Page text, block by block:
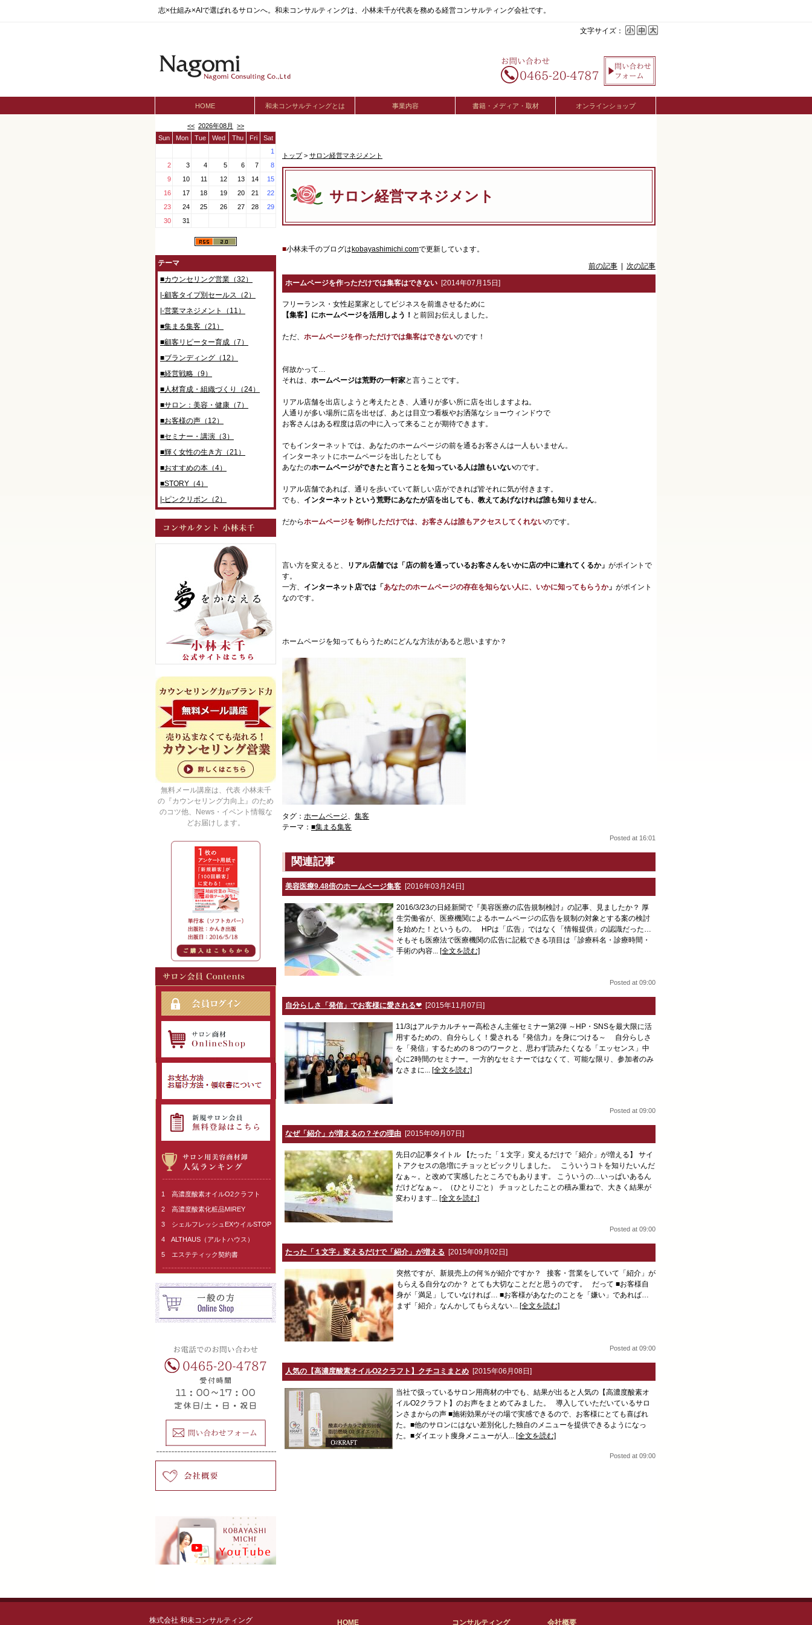
志×仕組み×AIで選ばれるサロンへ。和未コンサルティングは、小林未千が代表を務める経営コンサルティング会社です。
文字サイズ：
HOME 和未コンサルティングとは 事業内容 書籍・メディア・取材 オンラインショップ
<< 2026年08月
>>
Sun
Mon Tue Wed Thu Fri
Sat
1
2
3 4 5 6 7
8
9
10 11 12 13 14
15
16
17 18 19 20 21
22
23
24 25 26 27 28
29
30
31
テーマ
■カウンセリング営業（32）
|-顧客タイプ別セールス（2）
|-営業マネジメント（11）
■集まる集客（21）
■顧客リピーター育成（7）
■ブランディング（12）
■経営戦略（9）
■人材育成・組織づくり（24）
■サロン：美容・健康（7）
■お客様の声（12）
■セミナー・講演（3）
■輝く女性の生き方（21）
■おすすめの本（4）
■STORY（4）
|-ピンクリボン（2）
無料メール講座は、代表 小林未千
の『カウンセリング力向上』のため
のコツ他、News・イベント情報な
どお届けします。
1 高濃度酸素オイルO2クラフト
2 高濃度酸素化粧品MIREY
3 シェルフレッシュEXウイルSTOP
4 ALTHAUS（アルトハウス）
5 エステティック契約書
トップ> サロン経営マネジメント
サロン経営マネジメント
■小林未千のブログはkobayashimichi.comで更新しています。
前の記事
次の記事
ホームページを作っただけでは集客はできない [2014年07月15日]
フリーランス・女性起業家としてビジネスを前進させるために
【集客】にホームページを活用しよう！ と前回お伝えしました。
ただ、 ホームページを作っただけでは集客はできないのです！
何故かって…
それは、 ホームページは荒野の一軒家と言うことです。
リアル店舗を出店しようと考えたとき、人通りが多い所に店を出しますよね。
人通りが多い場所に店を出せば、あとは目立つ看板やお洒落なショーウィンドウで
お客さんはある程度は店の中に入って来ることが期待できます。
でもインターネットでは、あなたのホームページの前を通るお客さんは一人もいません。
インターネットにホームページを出したとしても
あなたのホームページができたと言うことを知っている人は誰もいないのです。
リアル店舗であれば、通りを歩いていて新しい店ができれば皆それに気が付きます。
でも、 インターネットという荒野にあなたが店を出しても、教えてあげなければ誰も知りません。
だからホームページを 制作しただけでは、お客さんは誰もアクセスしてくれないのです。
言い方を変えると、 リアル店舗では「店の前を通っているお客さんをいかに店の中に連れてくるか」 がポイントで
す。
一方、 インターネット店では「 あなたのホームページの存在を知らない人に、いかに知ってもらうか」 がポイント
なのです。
ホームページを知ってもらうためにどんな方法があると思いますか？
タグ： ホームページ、 集客
テーマ： ■集まる集客
Posted at 16:01
関連記事
美容医療9.48倍のホームページ集客 [2016年03月24日]
2016/3/23の日経新聞で『美容医療の広告規制検討』の記事、見ましたか？ 厚
生労働省が、医療機関によるホームページの広告を規制の対象とする案の検討
を始めた！というもの。 HPは「広告」ではなく「情報提供」の認識だった…
そもそも医療法で医療機関の広告に記載できる項目は「診療科名・診療時間・
手術の内容... [全文を読む]
Posted at 09:00
自分らしさ「発信」でお客様に愛される❤ [2015年11月07日]
11/3はアルテカルチャー高松さん主催セミナー第2弾 ～HP・SNSを最大限に活
用するための、自分らしく！愛される『発信力』を身につける～ 自分らしさ
を「発信」するための８つのワークと、思わず読みたくなる「エッセンス」中
心に2時間のセミナー。一方的なセミナーではなくて、可能な限り、参加者のみ
なさまに... [全文を読む]
Posted at 09:00
なぜ「紹介」が増えるの？その理由 [2015年09月07日]
先日の記事タイトル 【たった「１文字」変えるだけで「紹介」が増える】 サイ
トアクセスの急増にチョッとビックリしました。 こういうコトを知りたいんだ
なぁ～。と改めて実感したところでもあります。 こういうの…いっぱいあるん
だけどなぁ～。（ひとりごと） チョッとしたことの積み重ねで、大きく結果が
変わります... [全文を読む]
Posted at 09:00
たった「１文字」変えるだけで「紹介」が増える [2015年09月02日]
突然ですが、新規売上の何％が紹介ですか？ 接客・営業をしていて「紹介」が
もらえる自分なのか？ とても大切なことだと思うのです。 だって ■お客様自
身が「満足」していなければ… ■お客様があなたのことを「嫌い」であれば…
まず「紹介」なんかしてもらえない... [全文を読む]
Posted at 09:00
人気の【高濃度酸素オイルO2クラフト】クチコミまとめ [2015年06月08日]
当社で扱っているサロン用商材の中でも、結果が出ると人気の【高濃度酸素オ
イルO2クラフト】のお声をまとめてみました。 導入していただいているサロ
ンさまからの声 ■施術効果がその場で実感できるので、お客様にとても喜ばれ
た。■他のサロンにはない差別化した独自のメニューを提供できるようになっ
た。■ダイエット痩身メニューが人... [全文を読む]
Posted at 09:00
株式会社 和未コンサルティング HOME コンサルティング 会社概要